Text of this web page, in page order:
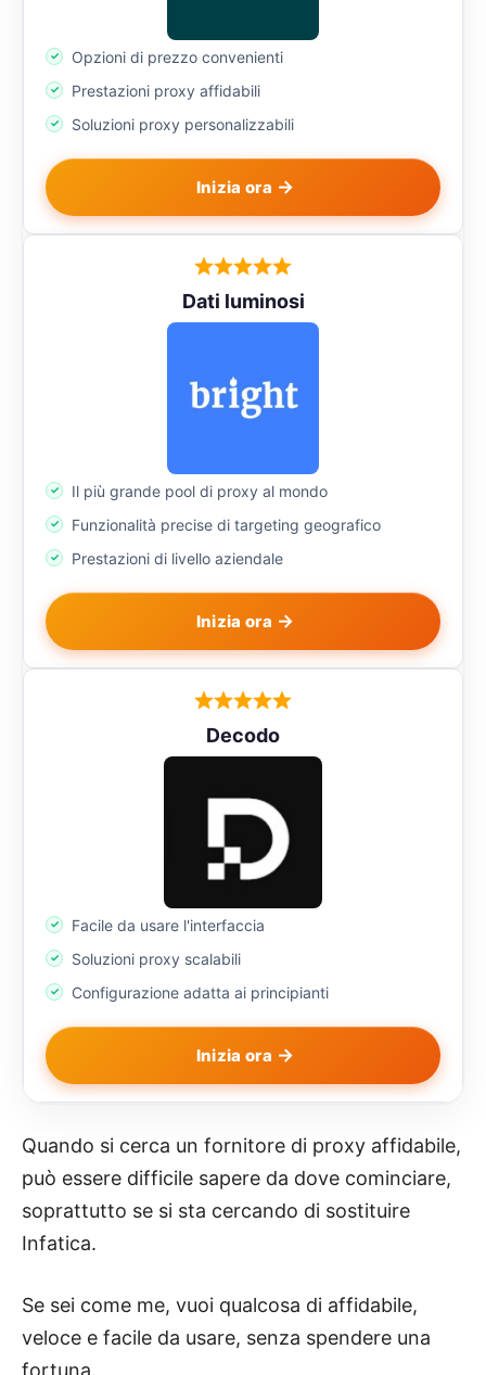
Opzioni di prezzo convenienti
Prestazioni proxy affidabili
Soluzioni proxy personalizzabili
Inizia ora
Dati luminosi
Il più grande pool di proxy al mondo
Funzionalità precise di targeting geografico
Prestazioni di livello aziendale
Inizia ora
Decodo
Facile da usare l'interfaccia
Soluzioni proxy scalabili
Configurazione adatta ai principianti
Inizia ora
Quando si cerca un fornitore di proxy affidabile,
può essere difficile sapere da dove cominciare,
soprattutto se si sta cercando di sostituire
Infatica.
Se sei come me, vuoi qualcosa di affidabile,
veloce e facile da usare, senza spendere una
fortuna.